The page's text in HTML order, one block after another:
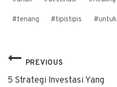
#tenang #tipistipis #untuk
Post
Navigation
PREVIOUS
5 Strategi Investasi Yang